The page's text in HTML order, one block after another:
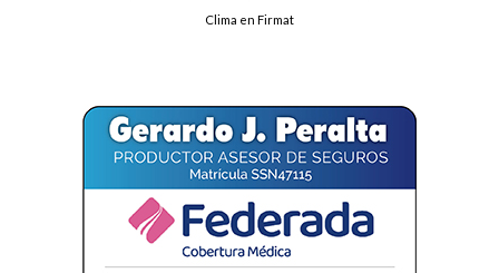
Clima en Firmat